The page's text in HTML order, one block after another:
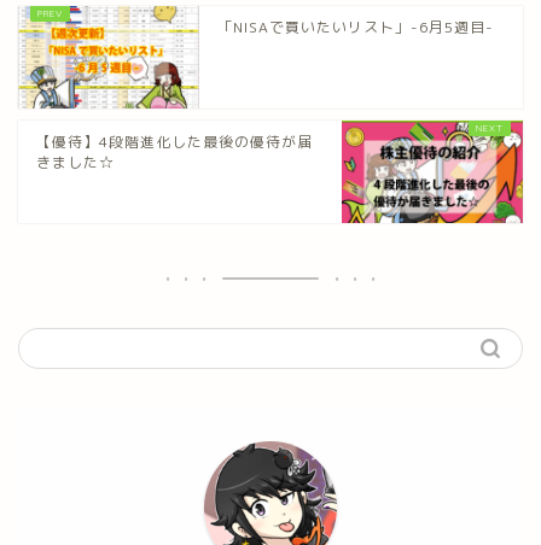
「NISAで買いたいリスト」-6月5週目-
【優待】4段階進化した最後の優待が届
きました☆